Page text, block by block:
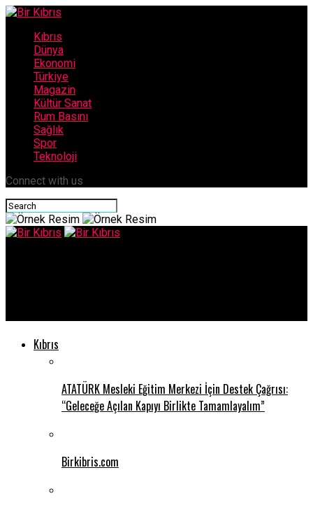
Kıbrıs
Dünya
Ekonomi
Türkiye
Magazin
Kültür Sanat
Rum Basını
Sağlık
Spor
Teknoloji
Connect with us
Kıbrıs
ATATÜRK Mesleki Eğitim Merkezi İçin Destek Çağrısı:
“Geleceğe Açılan Kapıyı Birlikte Tamamlayalım”
Birkibris.com